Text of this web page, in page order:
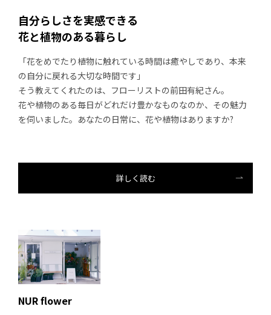
自分らしさを実感できる
花と植物のある暮らし
「花をめでたり植物に触れている時間は癒やしであり、本来
の自分に戻れる大切な時間です」
そう教えてくれたのは、フローリストの前田有紀さん。
花や植物のある毎日がどれだけ豊かなものなのか、その魅力
を伺いました。あなたの日常に、花や植物はありますか?
詳しく読む
NUR flower